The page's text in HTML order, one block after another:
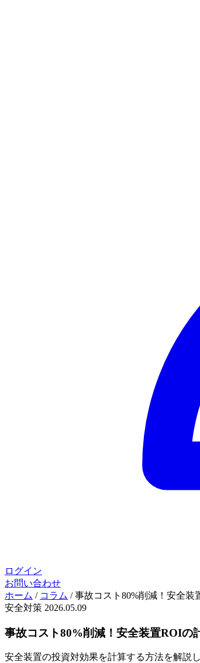
ログイン
お問い合わせ
ホーム / コラム / 事故コスト80%削減！安全装
安全対策 2026.05.09
事故コスト80%削減！安全装置ROIの
安全装置の投資対効果を計算する方法を解説